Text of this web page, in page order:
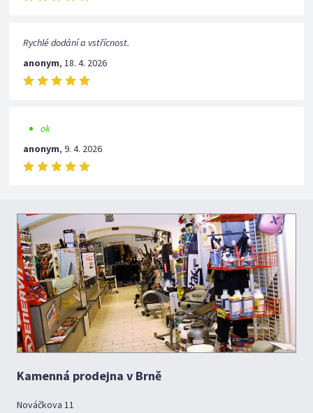
Rychlé dodání a vstřícnost.
anonym,18. 4. 2026
ok
anonym,9. 4. 2026
Kamenná prodejna v Brně
Nováčkova 11